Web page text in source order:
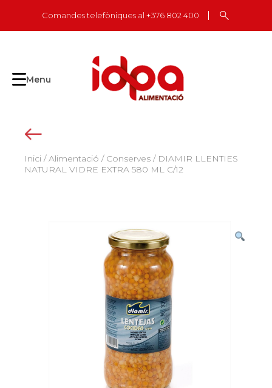
content
Comandes telefòniques al +376 802 400
Menu
Inici /Alimentació / Conserves / DIAMIR LLENTIES
NATURAL VIDRE EXTRA 580 ML C/12